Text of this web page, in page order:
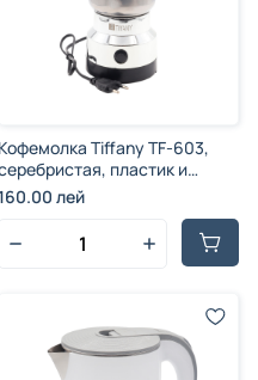
Кофемолка Tiffany TF-603,
пластик и
сталь, 4
лезвия, 480 Вт
лей